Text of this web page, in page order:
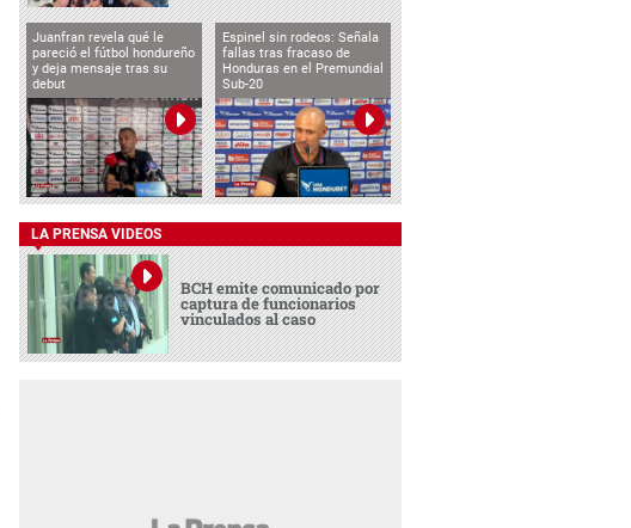
Juanfran revela qué le
pareció el fútbol hondureño
y deja mensaje tras su
debut
Espinel sin rodeos: Señala
fallas tras fracaso de
Honduras en el Premundial
Sub-20
LA PRENSA VIDEOS
BCH emite comunicado por
captura de funcionarios
vinculados al caso